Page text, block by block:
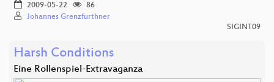
2009-05-22
86
Johannes Grenzfurthner
SIGINT09
Harsh Conditions
Eine Rollenspiel-Extravaganza